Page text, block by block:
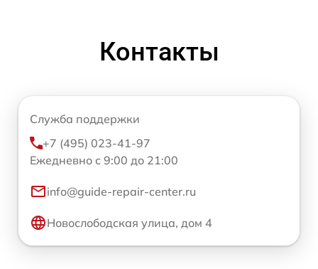
Контакты
Служба поддержки
+7 (495) 023-41-97
Ежедневно с 9:00 до 21:00
info@guide-repair-center.ru
Новослободская улица, дом 4